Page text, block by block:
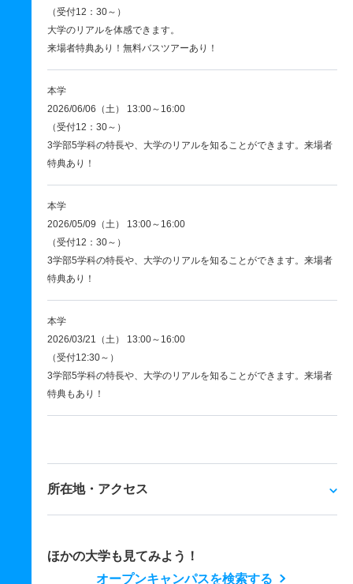
（受付12：30～）
大学のリアルを体感できます。
来場者特典あり！無料バスツアーあり！
本学
2026/06/06（土） 13:00～16:00
（受付12：30～）
3学部5学科の特長や、大学のリアルを知ることができます。来場者
特典あり！
本学
2026/05/09（土） 13:00～16:00
（受付12：30～）
3学部5学科の特長や、大学のリアルを知ることができます。来場者
特典あり！
本学
2026/03/21（土） 13:00～16:00
（受付12:30～）
3学部5学科の特長や、大学のリアルを知ることができます。来場者
特典もあり！
所在地・アクセス
ほかの大学も見てみよう！
オープンキャンパスを検索する